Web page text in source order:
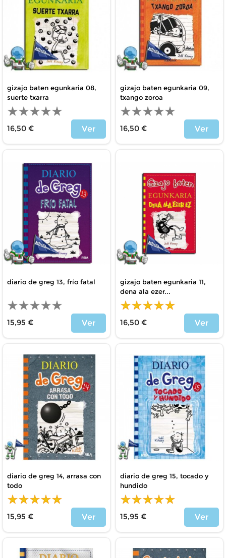
gizajo baten egunkaria 08,
suerte txarra
16,50 €
Ver
gizajo baten egunkaria 09,
txango zoroa
16,50 €
Ver
diario de greg 13, frío fatal
15,95 €
Ver
gizajo baten egunkaria 11,
dena ala ezer...
16,50 €
Ver
diario de greg 14, arrasa con
todo
15,95 €
Ver
diario de greg 15, tocado y
hundido
15,95 €
Ver